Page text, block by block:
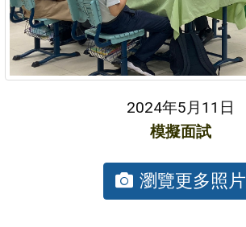
2024年5月11日
模擬面試
瀏覽更多照片